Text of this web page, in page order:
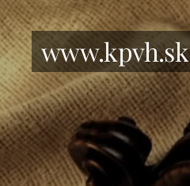
www.kpvh.sk